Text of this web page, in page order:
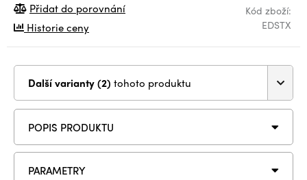
Kód zboží:
EDSTX
Přidat do porovnání
Historie ceny
Další varianty (2) tohoto produktu
POPIS PRODUKTU
PARAMETRY